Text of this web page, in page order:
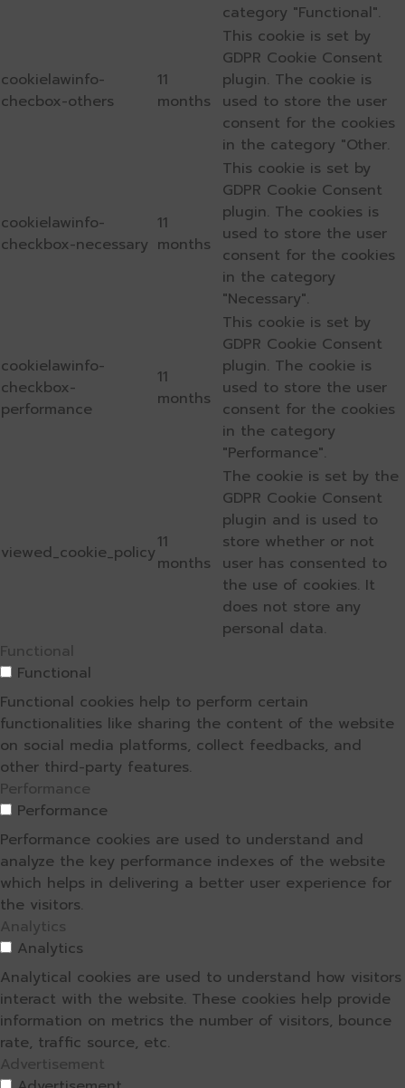
category "Functional".
cookielawinfo-
checbox-others
11
months
This cookie is set by
GDPR Cookie Consent
plugin. The cookie is
used to store the user
consent for the cookies
in the category "Other.
cookielawinfo-
checkbox-necessary
11
months
This cookie is set by
GDPR Cookie Consent
plugin. The cookies is
used to store the user
consent for the cookies
in the category
"Necessary".
cookielawinfo-
checkbox-
performance
11
months
This cookie is set by
GDPR Cookie Consent
plugin. The cookie is
used to store the user
consent for the cookies
in the category
"Performance".
viewed_cookie_policy11
months
The cookie is set by the
GDPR Cookie Consent
plugin and is used to
store whether or not
user has consented to
the use of cookies. It
does not store any
personal data.
Functional
Functional
Functional cookies help to perform certain
functionalities like sharing the content of the website
on social media platforms, collect feedbacks, and
other third-party features.
Performance
Performance
Performance cookies are used to understand and
analyze the key performance indexes of the website
which helps in delivering a better user experience for
the visitors.
Analytics
Analytics
Analytical cookies are used to understand how visitors
interact with the website. These cookies help provide
information on metrics the number of visitors, bounce
rate, traffic source, etc.
Advertisement